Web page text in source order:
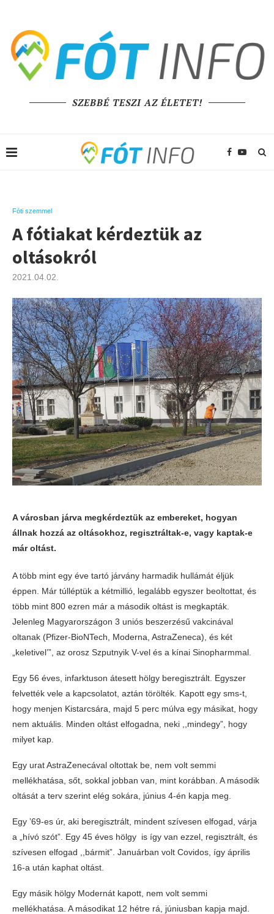
SZEBBÉ TESZI AZ ÉLETET!
Fóti szemmel
A fótiakat kérdeztük az
oltásokról
2021.04.02.
A városban járva megkérdeztük az embereket, hogyan
állnak hozzá az oltásokhoz, regisztráltak-e, vagy kaptak-e
már oltást.
A több mint egy éve tartó járvány harmadik hullámát éljük
éppen. Már túlléptük a kétmillió, legalább egyszer beoltottat, és
több mint 800 ezren már a második oltást is megkapták.
Jelenleg Magyarországon 3 uniós beszerzésű vakcinával
oltanak (Pfizer-BioNTech, Moderna, AstraZeneca), és két
„keletivel’”, az orosz Szputnyik V-vel és a kínai Sinopharmmal.
Egy 56 éves, infarktuson átesett hölgy beregisztrált. Egyszer
felvették vele a kapcsolatot, aztán törölték. Kapott egy sms-t,
hogy menjen Kistarcsára, majd 5 perc múlva egy másikat, hogy
nem aktuális. Minden oltást elfogadna, neki ,,mindegy”, hogy
milyet kap.
Egy urat AstraZenecával oltottak be, nem volt semmi
mellékhatása, sőt, sokkal jobban van, mint korábban. A második
oltását a terv szerint elég sokára, június 4-én kapja meg.
Egy ’69-es úr, aki beregisztrált, mindent szívesen elfogad, várja
a „hívó szót”. Egy 45 éves hölgy is így van ezzel, regisztrált, és
szívesen elfogad ,,bármit”. Januárban volt Covidos, így április
16-a után kaphat oltást.
Egy másik hölgy Modernát kapott, nem volt semmi
mellékhatása. A másodikat 12 hétre rá, júniusban kapja majd.